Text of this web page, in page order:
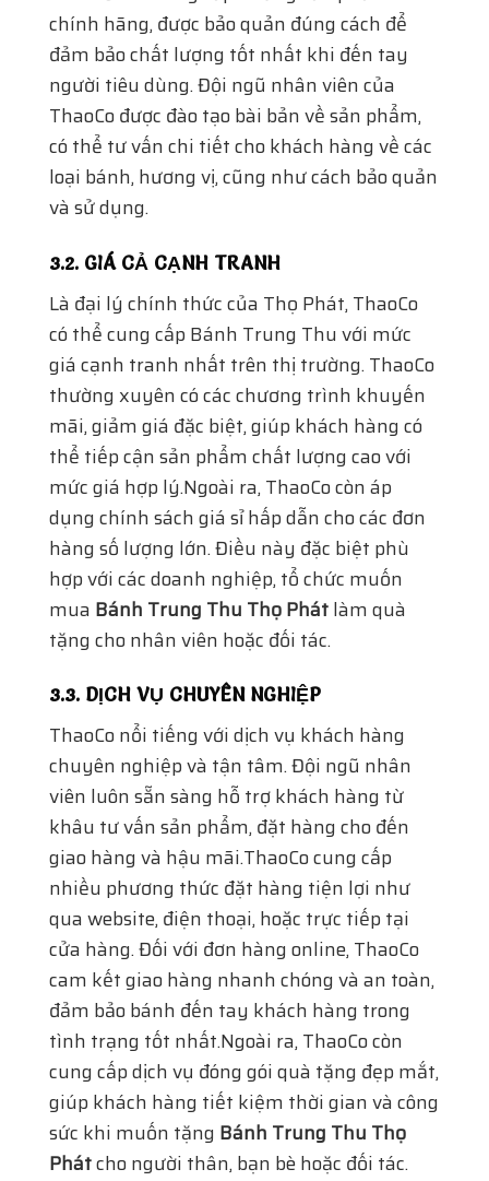
chính hãng, được bảo quản đúng cách để
đảm bảo chất lượng tốt nhất khi đến tay
người tiêu dùng. Đội ngũ nhân viên của
ThaoCo được đào tạo bài bản về sản phẩm,
có thể tư vấn chi tiết cho khách hàng về các
loại bánh, hương vị, cũng như cách bảo quản
và sử dụng.
3.2. GIÁ CẢ CẠNH TRANH
Là đại lý chính thức của Thọ Phát, ThaoCo
có thể cung cấp Bánh Trung Thu với mức
giá cạnh tranh nhất trên thị trường. ThaoCo
thường xuyên có các chương trình khuyến
mãi, giảm giá đặc biệt, giúp khách hàng có
thể tiếp cận sản phẩm chất lượng cao với
mức giá hợp lý.Ngoài ra, ThaoCo còn áp
dụng chính sách giá sỉ hấp dẫn cho các đơn
hàng số lượng lớn. Điều này đặc biệt phù
hợp với các doanh nghiệp, tổ chức muốn
mua Bánh Trung Thu Thọ Phátlàm quà
tặng cho nhân viên hoặc đối tác.
3.3. DỊCH VỤ CHUYÊN NGHIỆP
ThaoCo nổi tiếng với dịch vụ khách hàng
chuyên nghiệp và tận tâm. Đội ngũ nhân
viên luôn sẵn sàng hỗ trợ khách hàng từ
khâu tư vấn sản phẩm, đặt hàng cho đến
giao hàng và hậu mãi.ThaoCo cung cấp
nhiều phương thức đặt hàng tiện lợi như
qua website, điện thoại, hoặc trực tiếp tại
cửa hàng. Đối với đơn hàng online, ThaoCo
cam kết giao hàng nhanh chóng và an toàn,
đảm bảo bánh đến tay khách hàng trong
tình trạng tốt nhất.Ngoài ra, ThaoCo còn
cung cấp dịch vụ đóng gói quà tặng đẹp mắt,
giúp khách hàng tiết kiệm thời gian và công
sức khi muốn tặng Bánh Trung Thu Thọ
Phátcho người thân, bạn bè hoặc đối tác.